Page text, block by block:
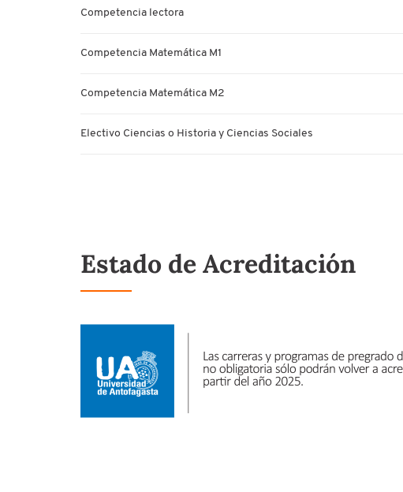
Competencia lectora
Competencia Matemática M1
Competencia Matemática M2
Electivo Ciencias o Historia y Ciencias Sociales
Estado de Acreditación